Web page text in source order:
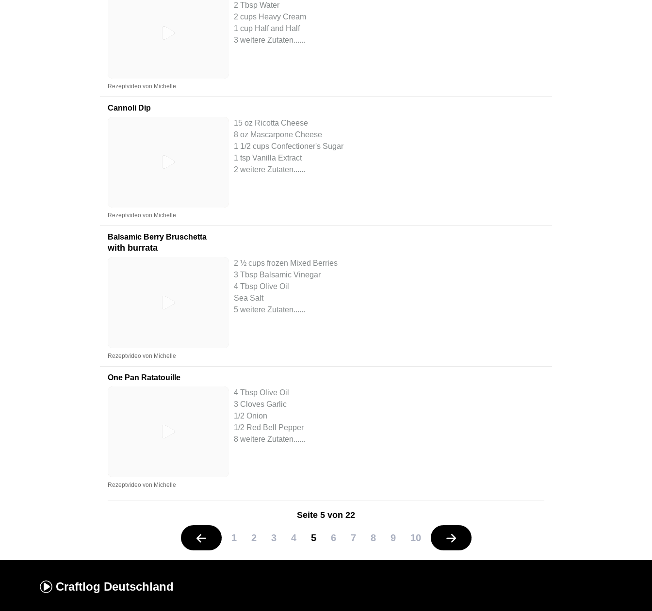
2 Tbsp Water
2 cups Heavy Cream
1 cup Half and Half
3 weitere Zutaten......
Rezeptvideo von Michelle
Cannoli Dip
15 oz Ricotta Cheese
8 oz Mascarpone Cheese
1 1/2 cups Confectioner's Sugar
1 tsp Vanilla Extract
2 weitere Zutaten...
Rezeptvideo von Michelle
Balsamic Berry Bruschetta
with burrata
2 ½ cups frozen Mixed Berries
3 Tbsp Balsamic Vinegar
4 Tbsp Olive Oil
Sea Salt
5 weitere Zutaten......
Rezeptvideo von Michelle
One Pan Ratatouille
4 Tbsp Olive Oil
3 Cloves Garlic
1/2 Onion
1/2 Red Bell Pepper
8 weitere Zutaten...
Rezeptvideo von Michelle
Seite 5 von 22
1 2 3 4 5 6 7 8 9 10
Craftlog Deutschland